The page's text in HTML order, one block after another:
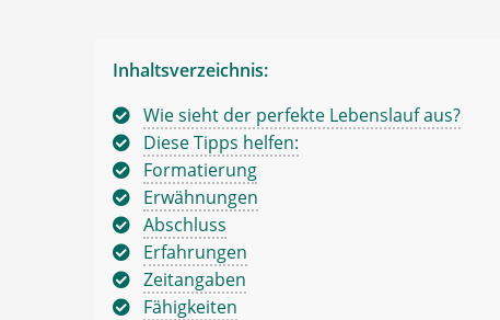
Inhaltsverzeichnis:
Wie sieht der perfekte Lebenslauf aus?
Diese Tipps helfen:
Formatierung
Erwähnungen
Abschluss
Erfahrungen
Zeitangaben
Fähigkeiten